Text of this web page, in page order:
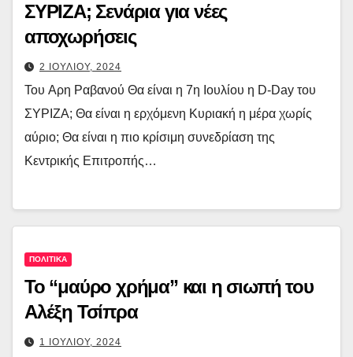
ΣΥΡΙΖΑ; Σενάρια για νέες
αποχωρήσεις
2 ΙΟΥΛΙΟΥ, 2024
Του Aρη Ραβανού Θα είναι η 7η Ιουλίου η D-Day του
ΣΥΡΙΖΑ; Θα είναι η ερχόμενη Κυριακή η μέρα χωρίς
αύριο; Θα είναι η πιο κρίσιμη συνεδρίαση της
Κεντρικής Επιτροπής…
ΠΟΛΙΤΙΚΑ
Το “μαύρο χρήμα” και η σιωπή του
Αλέξη Τσίπρα
1 ΙΟΥΛΙΟΥ, 2024